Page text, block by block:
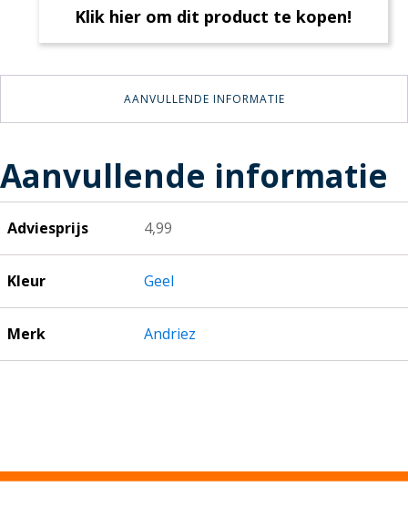
Klik hier om dit product te kopen!
AANVULLENDE INFORMATIE
Aanvullende informatie
Adviesprijs 4,99
Kleur Geel
Merk Andriez